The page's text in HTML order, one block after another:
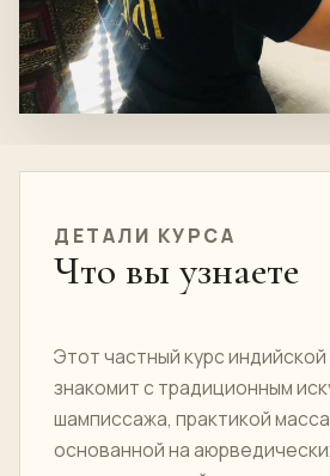
ДЕТАЛИ КУРСА
Что вы узнаете
Этот частный курс
знакомит с традиционным
шамписсажа, практикой
основанной на